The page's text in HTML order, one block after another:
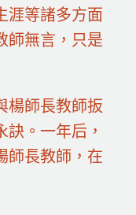
涯等諸多方面
師無言，只是
楊師長教師扳
。一年后，
師長教師，在